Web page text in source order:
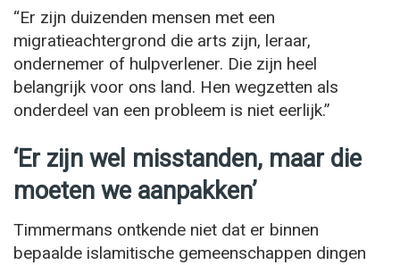
“Er zijn duizenden mensen met een
migratieachtergrond die arts zijn, leraar,
ondernemer of hulpverlener. Die zijn heel
belangrijk voor ons land. Hen wegzetten als
onderdeel van een probleem is niet eerlijk.”
‘Er zijn wel misstanden, maar die
moeten we aanpakken’
Timmermans ontkende niet dat er binnen
bepaalde islamitische gemeenschappen dingen